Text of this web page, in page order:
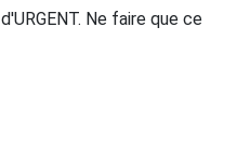
Ne faire que ce